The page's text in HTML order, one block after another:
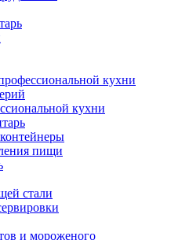
кухни
кухни
пищи
стали
и мороженого